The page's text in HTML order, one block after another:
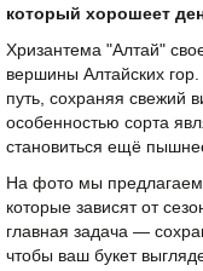
который хорошеет
Хризантема "Алтай"
вершины Алтайских
путь, сохраняя свежий
особенностью сорта
становиться ещё
На фото мы предлагаем
которые зависят от
главная задача —
чтобы ваш букет